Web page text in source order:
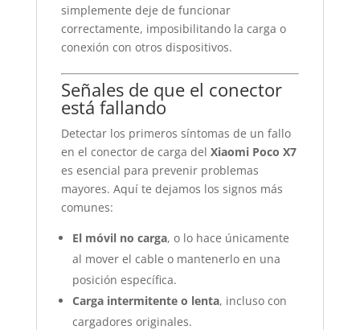
simplemente deje de funcionar
correctamente, imposibilitando la carga o
conexión con otros dispositivos.
Señales de que el conector
está fallando
Detectar los primeros síntomas de un fallo
en el conector de carga del Xiaomi Poco X7
es esencial para prevenir problemas
mayores. Aquí te dejamos los signos más
comunes:
El móvil no carga, o lo hace únicamente
al mover el cable o mantenerlo en una
posición específica.
Carga intermitente o lenta, incluso con
cargadores originales.